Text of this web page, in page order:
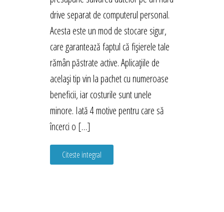
drive separat de computerul personal.
Acesta este un mod de stocare sigur,
care garantează faptul că fișierele tale
rămân păstrate active. Aplicațiile de
același tip vin la pachet cu numeroase
beneficii, iar costurile sunt unele
minore. Iată 4 motive pentru care să
încerci o […]
Citeste integral